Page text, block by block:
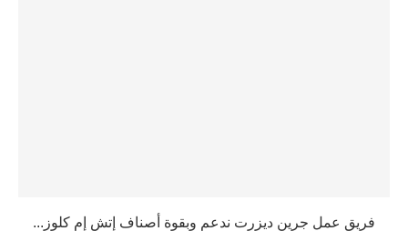
فريق عمل جرين ديزرت ندعم وبقوة أصناف إتش إم كلوز...